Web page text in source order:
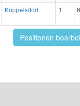
Köppelsdorf 1
Positionen